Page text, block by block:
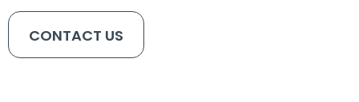
CONTACT US